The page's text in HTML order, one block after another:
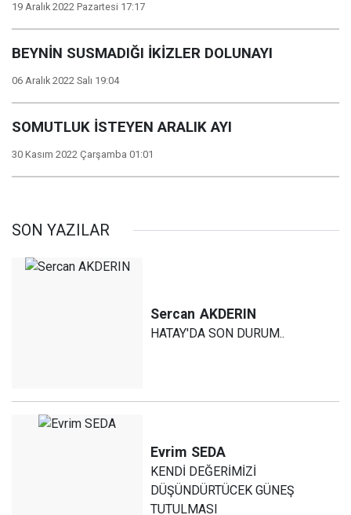
19 Aralık 2022 Pazartesi 17:17
BEYNİN SUSMADIĞI İKİZLER DOLUNAYI
06 Aralık 2022 Salı 19:04
SOMUTLUK İSTEYEN ARALIK AYI
30 Kasım 2022 Çarşamba 01:01
SON YAZILAR
Sercan AKDERIN
HATAY'DA SON DURUM..
Evrim SEDA
KENDİ DEĞERİMİZİ
DÜŞÜNDÜRTÜCEK GÜNEŞ
TUTULMASI